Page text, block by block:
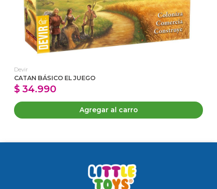
Devir
CATAN BÁSICO EL JUEGO
$ 34.990
Agregar al carro